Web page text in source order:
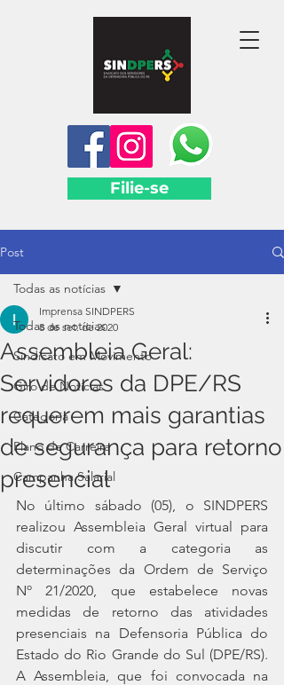
Filie-se
Post
Todas as notícias
Sindicato em Movimento
Giro de Notícias
Categoria
Plano de Carreira
Campanha Salarial
Todas as notícias
Assembleia Geral:
Servidores da DPE/RS
requerem mais garantias
de segurança para retorno
presencial
Imprensa SINDPERS
8 de set. de 2020
No último sábado (05), o SINDPERS
realizou Assembleia Geral virtual para
discutir com a categoria as
determinações da Ordem de Serviço
Nº 21/2020, que estabelece novas
medidas de retorno das atividades
presenciais na Defensoria Pública do
Estado do Rio Grande do Sul (DPE/RS).
A Assembleia, que foi convocada na